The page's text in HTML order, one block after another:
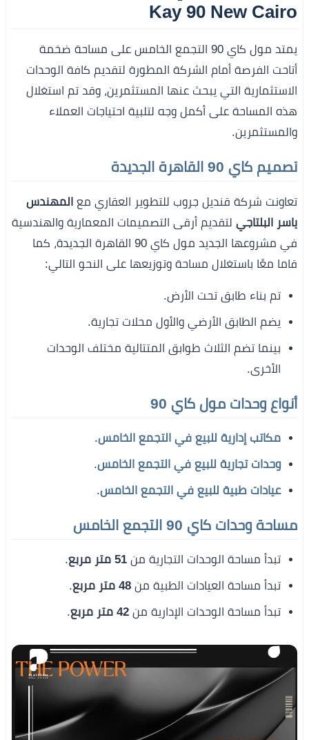
Kay 90 New Cairo
يمتد مول كاي 90 التجمع الخامس على مساحة ضخمة
أتاحت الفرصة أمام الشركة المطورة لتقديم كافة الوحدات
الاستثمارية التي يبحث عنها المستثمرين، وقد تم استغلال
هذه المساحة على أكمل وجه لتلبية احتياجات العملاء
والمستثمرين.
تصميم كاي 90 القاهرة الجديدة
تعاونت شركة قنديل جروب للتطوير العقاري مع
المهندس
ياسر البلتاجي لتقديم أرقى التصميمات المعمارية والهندسية
في مشروعها الجديد مول كاي 90 القاهرة الجديدة، كما
قاما معًا باستغلال مساحة وتوزيعها على النحو التالي:
تم بناء طابق تحت الأرض.
يضم الطابق الأرضي والأول محلات تجارية.
بينما تضم الثلاث طوابق المتتالية مختلف الوحدات
الأخرى.
أنواع وحدات مول كاي 90
مكاتب إدارية للبيع في التجمع الخامس.
وحدات تجارية للبيع في التجمع الخامس.
عيادات طبية للبيع في التجمع الخامس.
مساحة وحدات كاي 90 التجمع الخامس
تبدأ مساحة الوحدات التجارية من 51 متر مربع
.
تبدأ مساحة العيادات الطبية من 48 متر مربع
.
تبدأ مساحة الوحدات الإدارية من
.